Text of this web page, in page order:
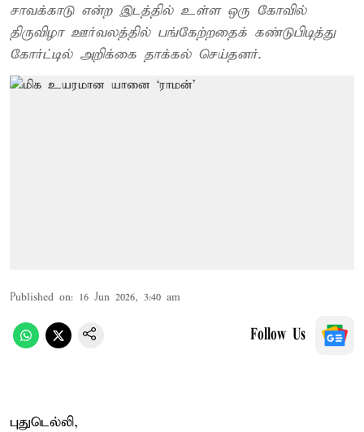
சாவக்காடு என்ற இடத்தில் உள்ள ஒரு கோவில்
திருவிழா ஊர்வலத்தில் பங்கேற்றதைக் கண்டுபிடித்து
கோர்ட்டில் அறிக்கை தாக்கல் செய்தனர்.
Published on: 16 Jun 2026, 3:40 am
Follow Us
புதுடெல்லி,